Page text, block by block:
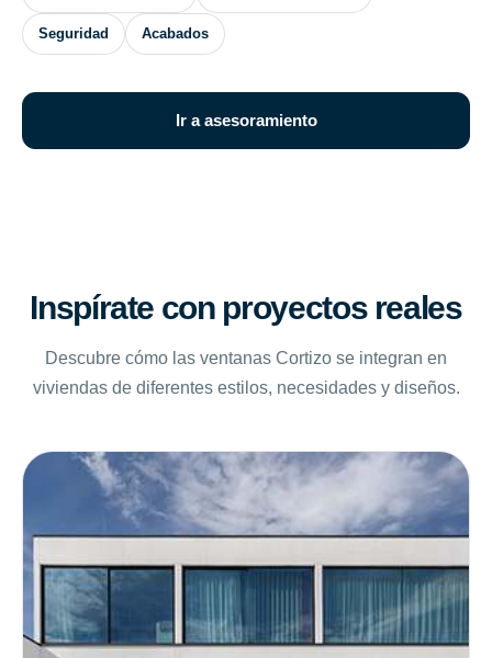
Seguridad Acabados
Ir a asesoramiento
Inspírate con proyectos reales
Descubre cómo las ventanas Cortizo se integran en
viviendas de diferentes estilos, necesidades y diseños.